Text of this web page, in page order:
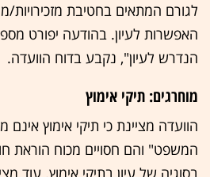
לגורם המתאים בחטיבת
האפשרות לעיון. בהודעה יפורט
הנדרש לעיון", נקבע בדוח הוועדה.
מוחרגים: תיקי אימוץ
הוועדה מציינת כי תיקי אימוץ
המשפט" והם חסויים מכוח הוראת